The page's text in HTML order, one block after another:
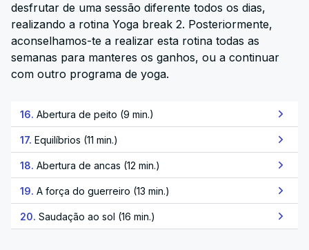
desfrutar de uma sessão diferente todos os dias,
realizando a rotina Yoga break 2. Posteriormente,
aconselhamos-te a realizar esta rotina todas as
semanas para manteres os ganhos, ou a continuar
com outro programa de yoga.
16. Abertura de peito (9 min.)
17. Equilíbrios (11 min.)
18. Abertura de ancas (12 min.)
19. A força do guerreiro (13 min.)
20. Saudação ao sol (16 min.)